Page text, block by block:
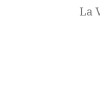
La